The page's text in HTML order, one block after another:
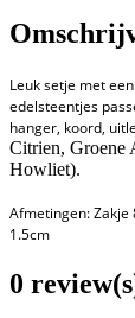
Leuk setje met
edelsteentjes
hanger, koord,
Citrien, Groene
Howliet).
Afmetingen: Zakje
1.5cm
0